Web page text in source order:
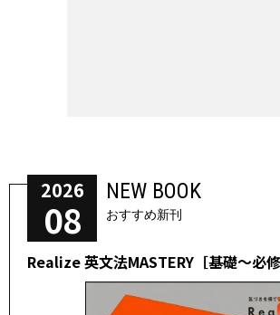
2026
08
NEW BOOK
おすすめ新刊
Realize 英文法MASTERY［基礎～必修